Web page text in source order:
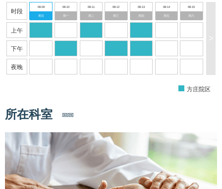
时段
上午
下午
夜晚
08-09
周日
08-10
周一
08-11 08-12
周三
08-13
周四
08-14
周五
08-15
周六
>
方庄院区
所在科室